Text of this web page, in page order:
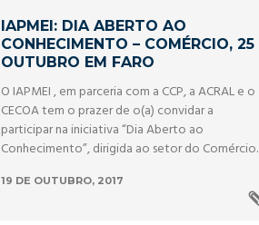
IAPMEI: DIA ABERTO AO
CONHECIMENTO – COMÉRCIO, 25
OUTUBRO EM FARO
O IAPMEI , em parceria com a CCP, a ACRAL e o
CECOA tem o prazer de o(a) convidar a
participar na iniciativa “Dia Aberto ao
Conhecimento”, dirigida ao setor do Comércio.
19 DE OUTUBRO, 2017